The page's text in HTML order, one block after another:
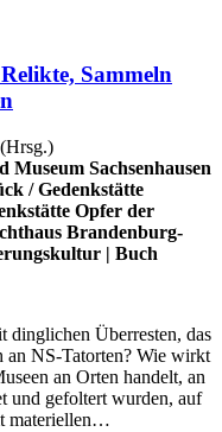
Sammeln
Museum Sachsenhausen
/Gedenkstätte
Opfer der
Brandenburg-
| Buch
dinglichen Überresten, das
an NS-Tatorten? Wie wirkt
an Orten handelt, an
und gefoltert wurden, auf
materiellen…